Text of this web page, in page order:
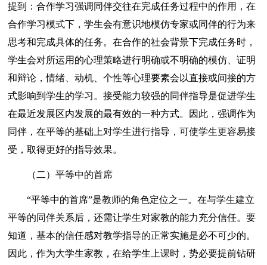
提到：合作学习强调同伴交往在完成任务过程中的作用，在
合作学习模式下，学生会有意识地模仿专家或同伴的行为来
思考和完成具体的任务。在合作的社会背景下完成任务时，
学生会对所运用的心理策略进行明确或不明确的模仿、证明
和辩论，情绪、动机、个性等心理要素会以直接或间接的方
式影响到学生的学习。接受能力较强的同伴指导是促进学生
在最近发展区内发展的最有效的一种方式。因此，强调作为
同伴，在平等的基础上对学生进行指导，可使学生更容易接
受，取得更好的指导效果。
（二）平等中的首席
“平等中的首席”是教师的角色定位之一。在与学生建立
平等的同伴关系后，还需让学生对家教的能力充分信任。要
知道，基本的信任感对教学指导的正常实施是必不可少的。
因此，作为大学生家教，在给学生上课时，势必要提前钻研